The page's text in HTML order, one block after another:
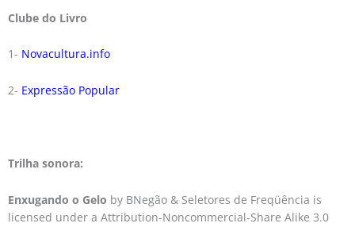
Clube do Livro
1- Novacultura.info
2- Expressão Popular
Trilha sonora:
Enxugando o Gelo by BNegão & Seletores de Freqüência is
licensed under a Attribution-Noncommercial-Share Alike 3.0